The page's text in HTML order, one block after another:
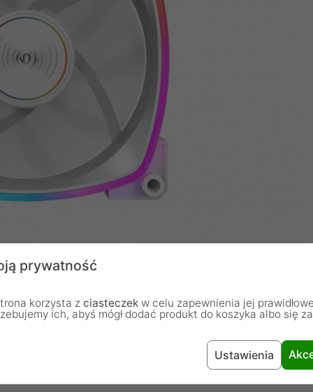
prywatność
korzysta z ciasteczek w celu zapewnienia jej
ich, abyś mógł dodać produkt do koszyka albo się
Ustawienia